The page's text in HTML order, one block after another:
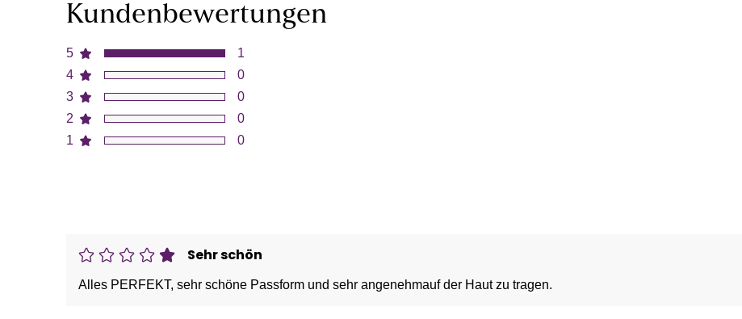
Kundenbewertungen
5
4
3
2
1
1
0
0
0
0
Sehr schön
Alles PERFEKT, sehr schöne Passform und sehr angenehmauf der Haut zu tragen.